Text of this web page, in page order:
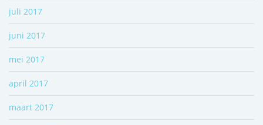
juli 2017
juni 2017
mei 2017
april 2017
maart 2017